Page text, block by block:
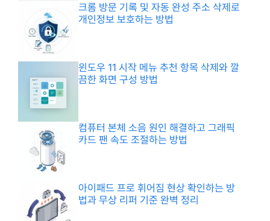
크롬 방문 기록 및 자동 완성 주소 삭제로
개인정보 보호하는 방법
윈도우 11 시작 메뉴 추천 항목 삭제와 깔
끔한 화면 구성 방법
컴퓨터 본체 소음 원인 해결하고 그래픽
카드 팬 속도 조절하는 방법
아이패드 프로 휘어짐 현상 확인하는 방
법과 무상 리퍼 기준 완벽 정리